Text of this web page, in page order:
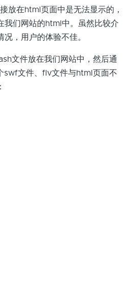
在html页面中是无法显示的，
我们网站的html中。虽然比较介
，用户的体验不佳。
文件放在我们网站中，然后通
swf文件、flv文件与html页面不